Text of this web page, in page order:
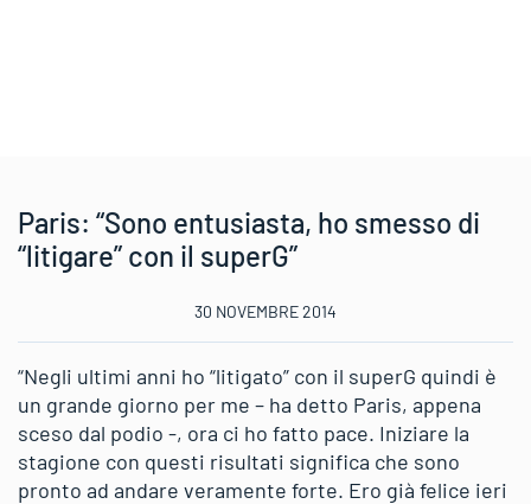
Paris: “Sono entusiasta, ho smesso di
“litigare” con il superG”
30 NOVEMBRE 2014
“Negli ultimi anni ho “litigato” con il superG quindi è
un grande giorno per me – ha detto Paris, appena
sceso dal podio -, ora ci ho fatto pace. Iniziare la
stagione con questi risultati significa che sono
pronto ad andare veramente forte. Ero già felice ieri